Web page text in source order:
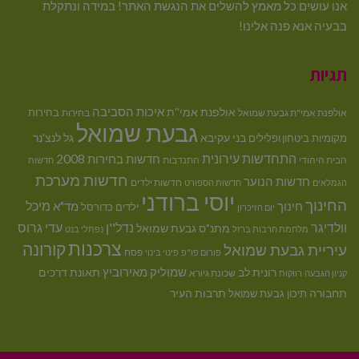
אנו עושים כל מאמץ להשלים את הנגשת האתר! במידה ונתקלת
בבעיה אנא פנה אלינו!
תגיות
אולפנת אמי"ת גבעת שמואל אולפנת אמי''תאיכות הסביבה בחירות בחירות
מקומיות ביטחון ופלילים בני עקיבא גבעת שמואל גל לנצ'נר
הבית היהודי התחדשות עירונית התנדבות חדשות בחירות 2008 חדשות
הגמלאים חדשות הנוער חדשות הספורט חדשות ילדים חדשות מערכת
החינוך חינוך יום הזיכרון יוסי ברודני ילדים כדורסל מד"א מיכל
וולדיגר מלחמת חרבות ברזל מתנ"ס גבעת שמואל נדל''ן נפתלי בנט עדי גרוס
עיריית גבעת שמואל פורום פו"פ פינוי בינוי פסח צרכנותקורונה
קניון הגבעה רווקות רונית לב שכונת גיורא שמוליק מאירוביץ תאונת דרכים
תחבורה תיכון גבעת שמואל תרבות העיר